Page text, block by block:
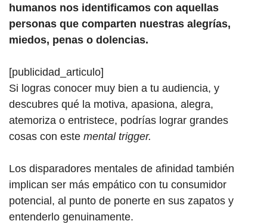
humanos nos identificamos con aquellas
personas que comparten nuestras alegrías,
miedos, penas o dolencias.
[publicidad_articulo]
Si logras conocer muy bien a tu audiencia, y
descubres qué la motiva, apasiona, alegra,
atemoriza o entristece, podrías lograr grandes
cosas con este mental trigger.
Los disparadores mentales de afinidad también
implican ser más empático con tu consumidor
potencial, al punto de ponerte en sus zapatos y
entenderlo genuinamente.